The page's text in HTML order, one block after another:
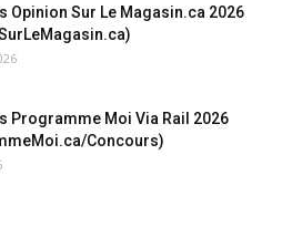
Opinion Sur Le Magasin.ca 2026
Programme Moi Via Rail 2026
Concours)